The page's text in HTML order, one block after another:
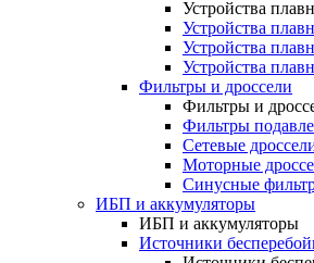
Устройства
Устройства
Устройства
Устройства
Фильтры и дроссели
Фильтры и
Фильтры
Сетевые
Моторные
Синусные
ИБП и аккумуляторы
ИБП и аккумуляторы
Источники